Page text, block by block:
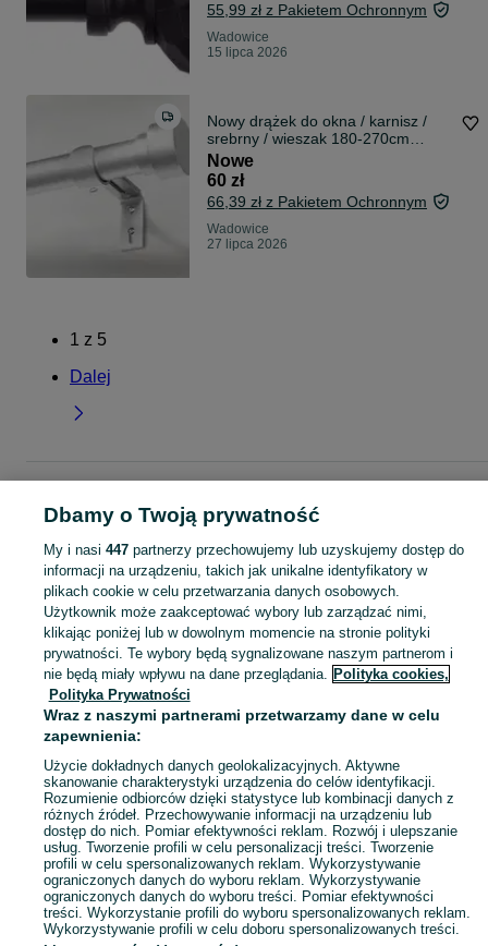
55,99 zł z Pakietem Ochronnym
Wadowice
15 lipca 2026
Nowy drążek do okna / karnisz /
srebrny / wieszak 180-270cm
!8881!
Nowe
60 zł
66,39 zł z Pakietem Ochronnym
Wadowice
27 lipca 2026
1 z 5
Dalej
Karnisze - Małopolskie
Karnisze - Wadowice
KATEGORIA
Zobacz
Mapa kategorii
Mapa miejscowości
Mapa ministron
Popularne wyszukiwania
Dbamy o Twoją prywatność
My i nasi 447partnerzy przechowujemy lub uzyskujemy dostęp do
informacji na urządzeniu, takich jak unikalne identyfikatory w
plikach cookie w celu przetwarzania danych osobowych.
Użytkownik może zaakceptować wybory lub zarządzać nimi,
klikając poniżej lub w dowolnym momencie na stronie polityki
prywatności. Te wybory będą sygnalizowane naszym partnerom i
nie będą miały wpływu na dane przeglądania. Polityka cookies,
Polityka Prywatności
Wraz z naszymi partnerami przetwarzamy dane w celu
zapewnienia:
Użycie dokładnych danych geolokalizacyjnych. Aktywne
skanowanie charakterystyki urządzenia do celów identyfikacji.
Rozumienie odbiorców dzięki statystyce lub kombinacji danych z
różnych źródeł. Przechowywanie informacji na urządzeniu lub
dostęp do nich. Pomiar efektywności reklam. Rozwój i ulepszanie
usług. Tworzenie profili w celu personalizacji treści. Tworzenie
profili w celu spersonalizowanych reklam. Wykorzystywanie
ograniczonych danych do wyboru reklam. Wykorzystywanie
ograniczonych danych do wyboru treści. Pomiar efektywności
treści. Wykorzystanie profili do wyboru spersonalizowanych reklam.
Wykorzystywanie profili w celu doboru spersonalizowanych treści.